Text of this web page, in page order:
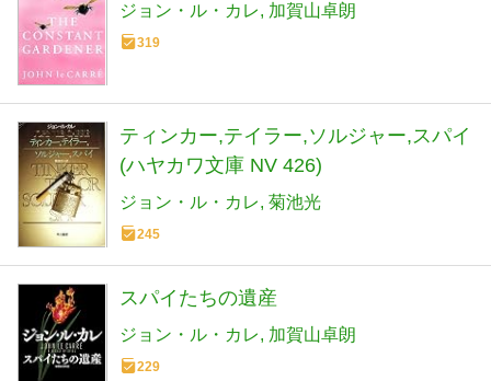
ジョン・ル・カレ 加賀山卓朗
319
ティンカー,テイラー,ソルジャー,スパイ
(ハヤカワ文庫 NV 426)
ジョン・ル・カレ 菊池光
245
スパイたちの遺産
ジョン・ル・カレ 加賀山卓朗
229